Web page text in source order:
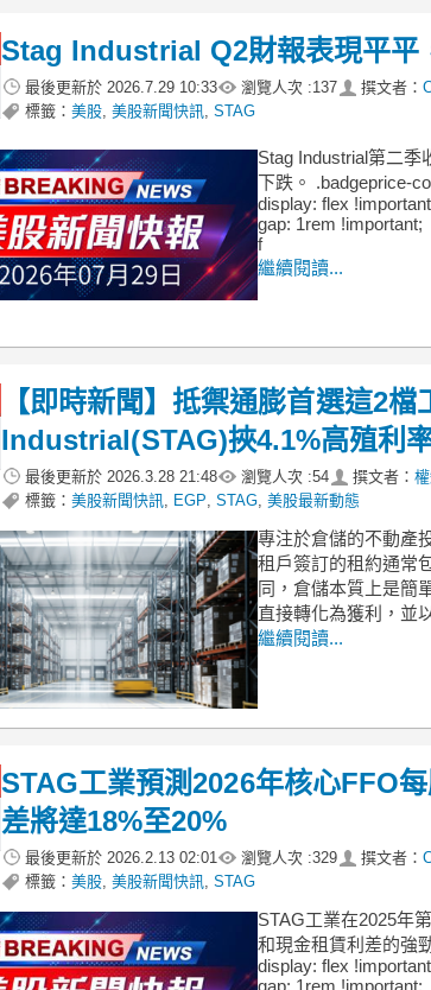
Stag Industrial Q2財報表現平平
最後更新於 2026.7.29 10:33 瀏覽人次 :137 撰文者：
標籤： 美股 美股新聞快訊 STAG
Stag Industrial第二
下跌。 .badgeprice-
display: flex
gap: 1rem !important;
f
繼續閱讀...
【即時新聞】抵禦通膨首選這2
Industrial(STAG)挾4.1%高殖利
最後更新於 2026.3.28 21:48 瀏覽人次 :54 撰文者：
標籤： 美股新聞快訊 EGP STAG 美股最新動態
專注於倉儲的不動產
租戶簽訂的租約通常
同，倉儲本質上是簡
直接轉化為獲利，並
繼續閱讀...
STAG工業預測2026年核心FFO
差將達18%至20%
最後更新於 2026.2.13 02:01 瀏覽人次 :329 撰文者：
標籤： 美股 美股新聞快訊 STAG
STAG工業在2025年
和現金租賃利差的強
display: flex
gap: 1rem !important;